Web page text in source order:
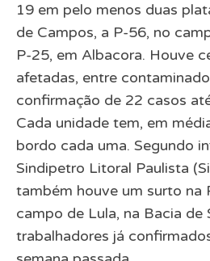
19 em pelo menos duas
de Campos, a P-56, no
P-25, em Albacora. Houve
afetadas, entre
confirmação de 22 casos
Cada unidade tem, em
bordo cada uma. Segundo
Sindipetro Litoral Paulista
também houve um surto na
campo de Lula, na Bacia de
trabalhadores já